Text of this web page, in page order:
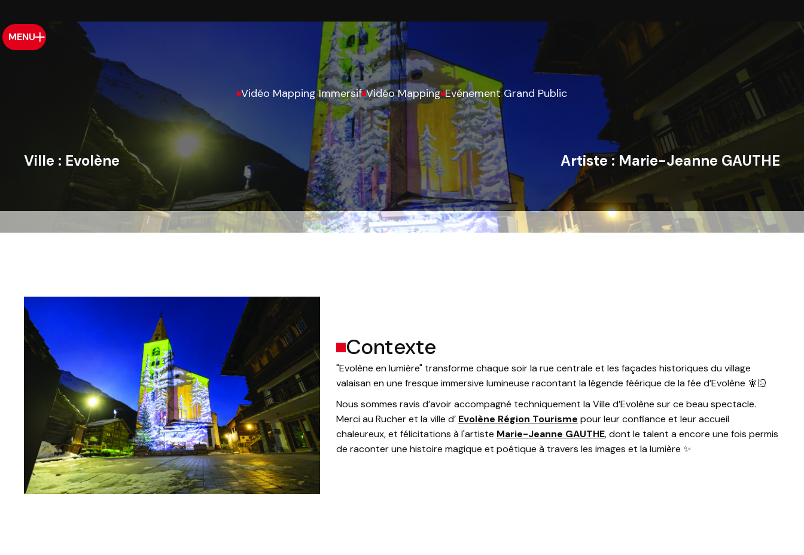
MENU
Vidéo Mapping Immersif Vidéo Mapping Evénement Grand Public
Ville : Evolène Artiste : Marie-Jeanne GAUTHE
Contexte
"Evolène en lumière" transforme chaque soir la rue centrale et les façades historiques du village
valaisan en une fresque immersive lumineuse racontant la légende féérique de la fée d’Evolène 🧚🏻
Nous sommes ravis d’avoir accompagné techniquement la Ville d’Evolène sur ce beau spectacle.
Merci au Rucher et la ville d’ Evolène Région Tourisme pour leur confiance et leur accueil
chaleureux, et félicitations à l'artiste Marie-Jeanne GAUTHE, dont le talent a encore une fois permis
de raconter une histoire magique et poétique à travers les images et la lumière ✨